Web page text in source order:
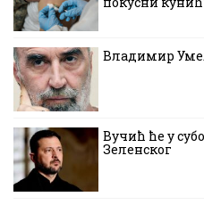
Владимир
Вучић ће у
Зеленског